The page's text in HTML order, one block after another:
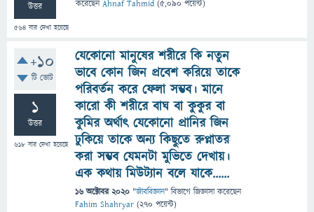
উত্তর
564 বার দেখা হয়েছে
করেছেনAhnaf Tahmid (5,090 পয়েন্ট)
+10
টি ভোট
1
উত্তর
618 বার দেখা হয়েছে
যেকোনো মানুষের শরীরে কি নতুন
ভাবে কোন জিন প্রবেশ করিয়ে তাকে
পরিবর্তন করে ফেলা সম্ভব। মানে
কারো কী শরীরে বাঘ বা কুকুর বা
কুমির অর্থাৎ যেকোনো প্রানির জিন
ঢুকিয়ে তাকে অন্য কিছুতে রুপ্নাতর
করা সম্ভব যেমনটা মুভিতে দেখায়।
এক কথায় মিউট্যান বলে যাকে......
16 অক্টোবর 2020 "জীববিজ্ঞান" বিভাগে জিজ্ঞাসাকরেছেন
Fahim Shahryar (270 পয়েন্ট)